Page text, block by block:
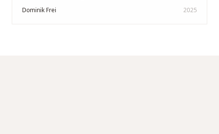
transparent und angenehm gestaltet. Diskreter,
Dominik Frei 2025